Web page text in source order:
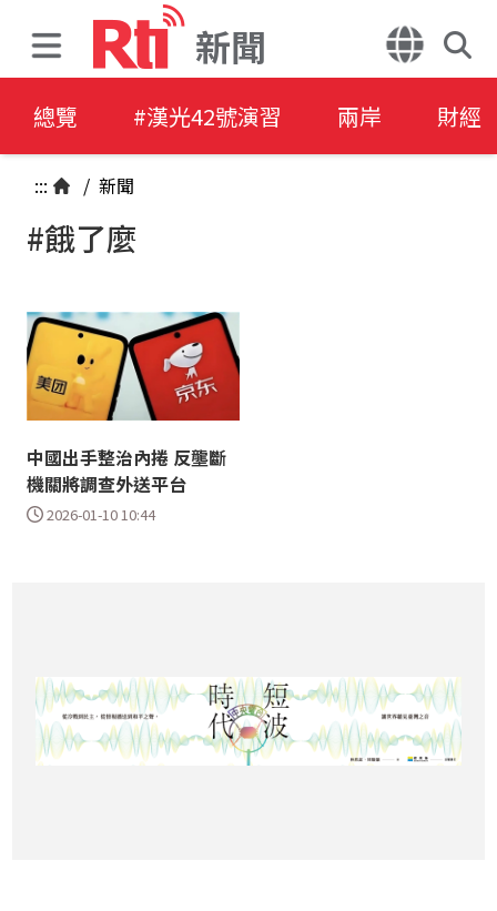
新聞
總覽 #漢光42號演習 兩岸 財經
::: / 新聞
#餓了麼
中國出手整治內捲 反壟斷
機關將調查外送平台
2026-01-10 10:44